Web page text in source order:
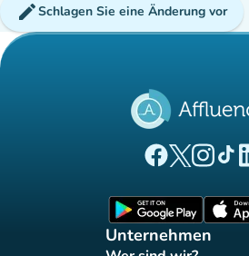
editSchlagen Sie eine Änderung vor
(new tab)
(new(new
(new
Unternehmen